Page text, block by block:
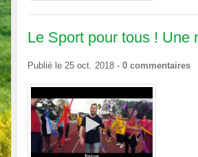
Le Sport pour tous ! Une
Publié le 25 oct. 2018 - 0 commentaires